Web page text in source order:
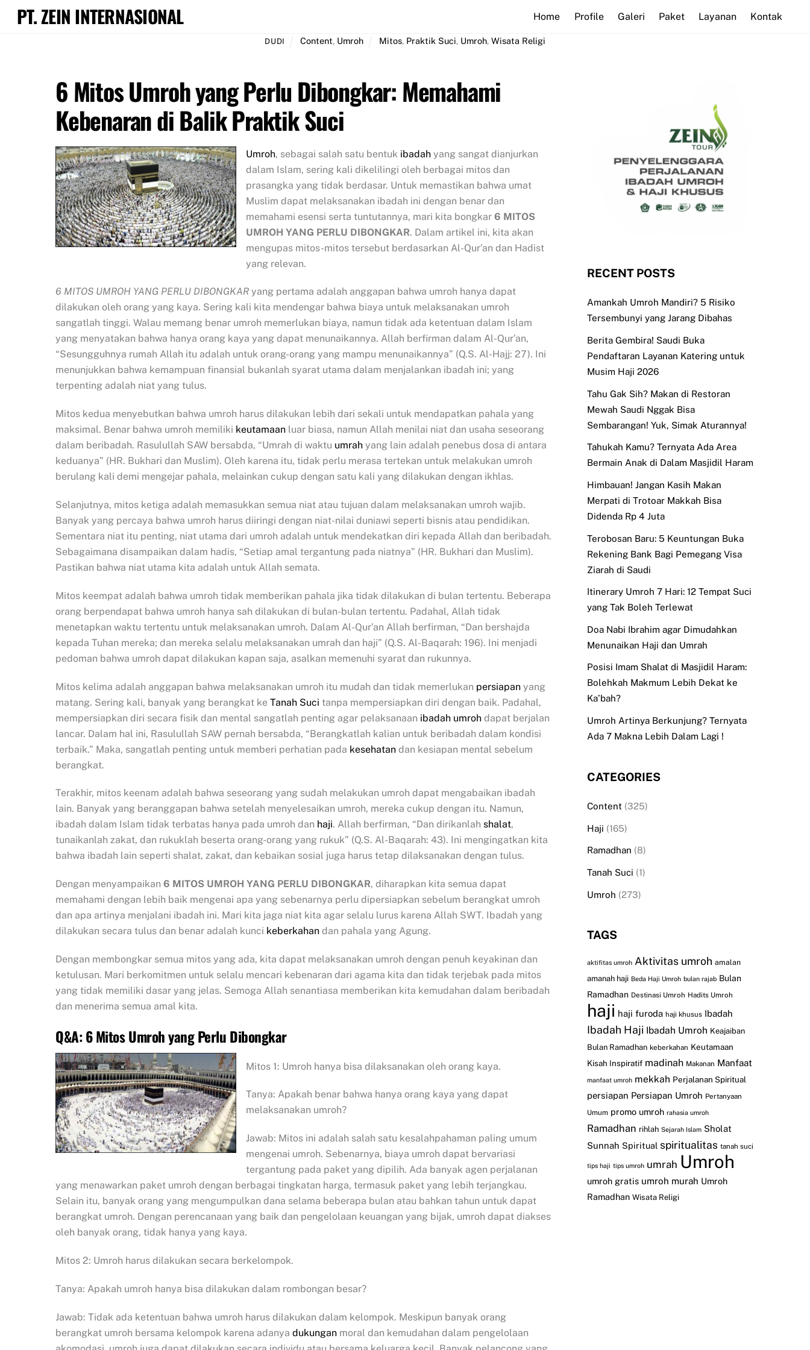
SkipPT. ZEIN INTERNASIONAL Home Profile Galeri Paket Layanan Kontak
DUDI Content, Umroh Mitos, Praktik Suci, Umroh, Wisata Religi
6 Mitos Umroh yang Perlu Dibongkar: Memahami
Kebenaran di Balik Praktik Suci
Umroh, sebagai salah satu bentuk ibadah yang sangat dianjurkan
dalam Islam, sering kali dikelilingi oleh berbagai mitos dan
prasangka yang tidak berdasar. Untuk memastikan bahwa umat
Muslim dapat melaksanakan ibadah ini dengan benar dan
memahami esensi serta tuntutannya, mari kita bongkar 6 MITOS
UMROH YANG PERLU DIBONGKAR. Dalam artikel ini, kita akan
mengupas mitos-mitos tersebut berdasarkan Al-Qur’an dan Hadist
yang relevan.
6 MITOS UMROH YANG PERLU DIBONGKAR yang pertama adalah anggapan bahwa umroh hanya dapat
dilakukan oleh orang yang kaya. Sering kali kita mendengar bahwa biaya untuk melaksanakan umroh
sangatlah tinggi. Walau memang benar umroh memerlukan biaya, namun tidak ada ketentuan dalam Islam
yang menyatakan bahwa hanya orang kaya yang dapat menunaikannya. Allah berfirman dalam Al-Qur’an,
“Sesungguhnya rumah Allah itu adalah untuk orang-orang yang mampu menunaikannya” (Q.S. Al-Hajj: 27). Ini
menunjukkan bahwa kemampuan finansial bukanlah syarat utama dalam menjalankan ibadah ini; yang
terpenting adalah niat yang tulus.
Mitos kedua menyebutkan bahwa umroh harus dilakukan lebih dari sekali untuk mendapatkan pahala yang
maksimal. Benar bahwa umroh memiliki keutamaan luar biasa, namun Allah menilai niat dan usaha seseorang
dalam beribadah. Rasulullah SAW bersabda, “Umrah di waktu umrah yang lain adalah penebus dosa di antara
keduanya” (HR. Bukhari dan Muslim). Oleh karena itu, tidak perlu merasa tertekan untuk melakukan umroh
berulang kali demi mengejar pahala, melainkan cukup dengan satu kali yang dilakukan dengan ikhlas.
Selanjutnya, mitos ketiga adalah memasukkan semua niat atau tujuan dalam melaksanakan umroh wajib.
Banyak yang percaya bahwa umroh harus diiringi dengan niat-nilai duniawi seperti bisnis atau pendidikan.
Sementara niat itu penting, niat utama dari umroh adalah untuk mendekatkan diri kepada Allah dan beribadah.
Sebagaimana disampaikan dalam hadis, “Setiap amal tergantung pada niatnya” (HR. Bukhari dan Muslim).
Pastikan bahwa niat utama kita adalah untuk Allah semata.
Mitos keempat adalah bahwa umroh tidak memberikan pahala jika tidak dilakukan di bulan tertentu. Beberapa
orang berpendapat bahwa umroh hanya sah dilakukan di bulan-bulan tertentu. Padahal, Allah tidak
menetapkan waktu tertentu untuk melaksanakan umroh. Dalam Al-Qur’an Allah berfirman, “Dan bershajda
kepada Tuhan mereka; dan mereka selalu melaksanakan umrah dan haji” (Q.S. Al-Baqarah: 196). Ini menjadi
pedoman bahwa umroh dapat dilakukan kapan saja, asalkan memenuhi syarat dan rukunnya.
Mitos kelima adalah anggapan bahwa melaksanakan umroh itu mudah dan tidak memerlukan persiapan yang
matang. Sering kali, banyak yang berangkat ke Tanah Suci tanpa mempersiapkan diri dengan baik. Padahal,
mempersiapkan diri secara fisik dan mental sangatlah penting agar pelaksanaan ibadah umroh dapat berjalan
lancar. Dalam hal ini, Rasulullah SAW pernah bersabda, “Berangkatlah kalian untuk beribadah dalam kondisi
terbaik.” Maka, sangatlah penting untuk memberi perhatian pada kesehatan dan kesiapan mental sebelum
berangkat.
Terakhir, mitos keenam adalah bahwa seseorang yang sudah melakukan umroh dapat mengabaikan ibadah
lain. Banyak yang beranggapan bahwa setelah menyelesaikan umroh, mereka cukup dengan itu. Namun,
ibadah dalam Islam tidak terbatas hanya pada umroh dan haji. Allah berfirman, “Dan dirikanlah shalat,
tunaikanlah zakat, dan rukuklah beserta orang-orang yang rukuk” (Q.S. Al-Baqarah: 43). Ini mengingatkan kita
bahwa ibadah lain seperti shalat, zakat, dan kebaikan sosial juga harus tetap dilaksanakan dengan tulus.
Dengan menyampaikan 6 MITOS UMROH YANG PERLU DIBONGKAR, diharapkan kita semua dapat
memahami dengan lebih baik mengenai apa yang sebenarnya perlu dipersiapkan sebelum berangkat umroh
dan apa artinya menjalani ibadah ini. Mari kita jaga niat kita agar selalu lurus karena Allah SWT. Ibadah yang
dilakukan secara tulus dan benar adalah kunci keberkahan dan pahala yang Agung.
Dengan membongkar semua mitos yang ada, kita dapat melaksanakan umroh dengan penuh keyakinan dan
ketulusan. Mari berkomitmen untuk selalu mencari kebenaran dari agama kita dan tidak terjebak pada mitos
yang tidak memiliki dasar yang jelas. Semoga Allah senantiasa memberikan kita kemudahan dalam beribadah
dan menerima semua amal kita.
Q&A: 6 Mitos Umroh yang Perlu Dibongkar
Mitos 1: Umroh hanya bisa dilaksanakan oleh orang kaya.
Tanya: Apakah benar bahwa hanya orang kaya yang dapat
melaksanakan umroh?
Jawab: Mitos ini adalah salah satu kesalahpahaman paling umum
mengenai umroh. Sebenarnya, biaya umroh dapat bervariasi
tergantung pada paket yang dipilih. Ada banyak agen perjalanan
yang menawarkan paket umroh dengan berbagai tingkatan harga, termasuk paket yang lebih terjangkau.
Selain itu, banyak orang yang mengumpulkan dana selama beberapa bulan atau bahkan tahun untuk dapat
berangkat umroh. Dengan perencanaan yang baik dan pengelolaan keuangan yang bijak, umroh dapat diakses
oleh banyak orang, tidak hanya yang kaya.
Mitos 2: Umroh harus dilakukan secara berkelompok.
Tanya: Apakah umroh hanya bisa dilakukan dalam rombongan besar?
Jawab: Tidak ada ketentuan bahwa umroh harus dilakukan dalam kelompok. Meskipun banyak orang
berangkat umroh bersama kelompok karena adanya dukungan moral dan kemudahan dalam pengelolaan
RECENT POSTS
Amankah Umroh Mandiri? 5 Risiko
Tersembunyi yang Jarang Dibahas
Berita Gembira! Saudi Buka
Pendaftaran Layanan Katering untuk
Musim Haji 2026
Tahu Gak Sih? Makan di Restoran
Mewah Saudi Nggak Bisa
Sembarangan! Yuk, Simak Aturannya!
Tahukah Kamu? Ternyata Ada Area
Bermain Anak di Dalam Masjidil Haram
Himbauan! Jangan Kasih Makan
Merpati di Trotoar Makkah Bisa
Didenda Rp 4 Juta
Terobosan Baru: 5 Keuntungan Buka
Rekening Bank Bagi Pemegang Visa
Ziarah di Saudi
Itinerary Umroh 7 Hari: 12 Tempat Suci
yang Tak Boleh Terlewat
Doa Nabi Ibrahim agar Dimudahkan
Menunaikan Haji dan Umrah
Posisi Imam Shalat di Masjidil Haram:
Bolehkah Makmum Lebih Dekat ke
Ka’bah?
Umroh Artinya Berkunjung? Ternyata
Ada 7 Makna Lebih Dalam Lagi !
CATEGORIES
Content(325)
Haji (165)
Ramadhan (8)
Tanah Suci (1)
Umroh (273)
TAGS
aktifitas umroh Aktivitas umroh amalan
amanah haji Beda Haji Umroh bulan rajab Bulan
Ramadhan Destinasi Umroh Hadits Umroh
haji haji furoda haji khusus Ibadah
Ibadah Haji Ibadah Umroh Keajaiban
Bulan Ramadhan keberkahan Keutamaan
Kisah Inspiratif madinah Makanan Manfaat
manfaat umroh mekkah Perjalanan Spiritual
persiapan Persiapan Umroh Pertanyaan
Umum promo umroh rahasia umroh
Ramadhan rihlah Sejarah Islam Sholat
Sunnah Spiritual spiritualitas tanah suci
tips haji tips umroh umrah Umroh
umroh gratis umroh murah Umroh
Ramadhan Wisata Religi